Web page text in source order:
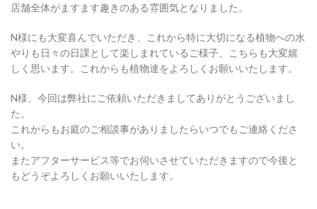
店舗全体がますます趣きのある雰囲気となりました。
N様にも大変喜んでいただき、これから特に大切になる植物への水
やりも日々の日課として楽しまれているご様子、こちらも大変嬉
しく思います。これからも植物達をよろしくお願いいたします。
N様、今回は弊社にご依頼いただきましてありがとうございまし
た。
これからもお庭のご相談事がありましたらいつでもご連絡くださ
い。
またアフターサービス等でお伺いさせていただきますので今後と
もどうぞよろしくお願いいたします。